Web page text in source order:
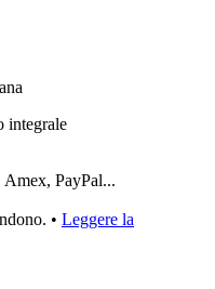
integrale
Amex, PayPal...
• Leggere la